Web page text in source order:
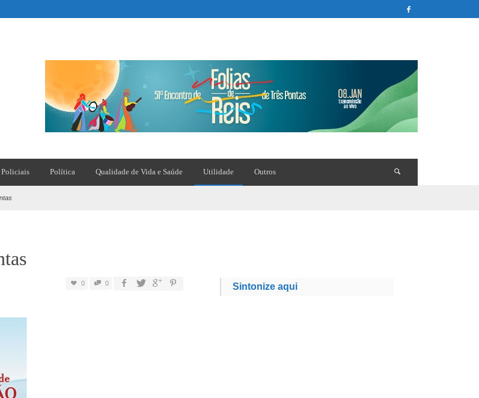
Policiais Política Qualidade de Vida e Saúde Utilidade Outros
0 0 Sintonize aqui